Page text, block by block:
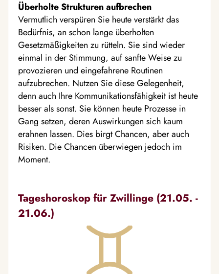
Überholte Strukturen aufbrechen
Vermutlich verspüren Sie heute verstärkt das
Bedürfnis, an schon lange überholten
Gesetzmäßigkeiten zu rütteln. Sie sind wieder
einmal in der Stimmung, auf sanfte Weise zu
provozieren und eingefahrene Routinen
aufzubrechen. Nutzen Sie diese Gelegenheit,
denn auch Ihre Kommunikationsfähigkeit ist heute
besser als sonst. Sie können heute Prozesse in
Gang setzen, deren Auswirkungen sich kaum
erahnen lassen. Dies birgt Chancen, aber auch
Risiken. Die Chancen überwiegen jedoch im
Moment.
Tageshoroskop für Zwillinge (21.05. -
21.06.)